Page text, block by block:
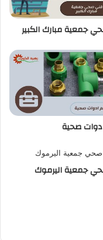
جمعية مبارك الكبير
صحية
جمعية اليرموك